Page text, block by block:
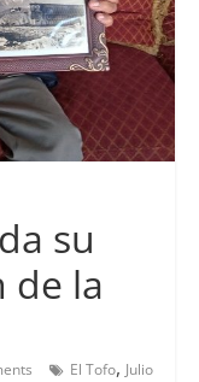
su
de la
El Tofo, Julio